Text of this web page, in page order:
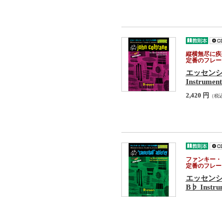
縦横無尽に
定番のフレ
エッセン
2,420 円 （税
ファンキー
定番のフレ
エッセン
B♭